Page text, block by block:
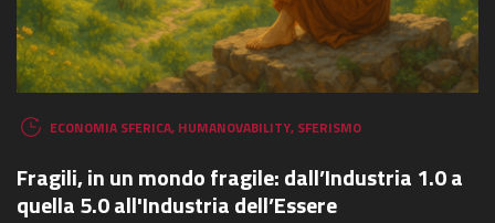
ECONOMIA SFERICA, HUMANOVABILITY, SFERISMO
Fragili, in un mondo fragile: dall’Industria 1.0 a
quella 5.0 all'Industria dell’Essere